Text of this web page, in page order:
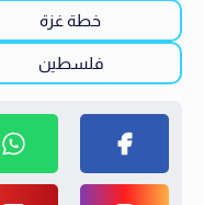
خطة غزة
فلسطين